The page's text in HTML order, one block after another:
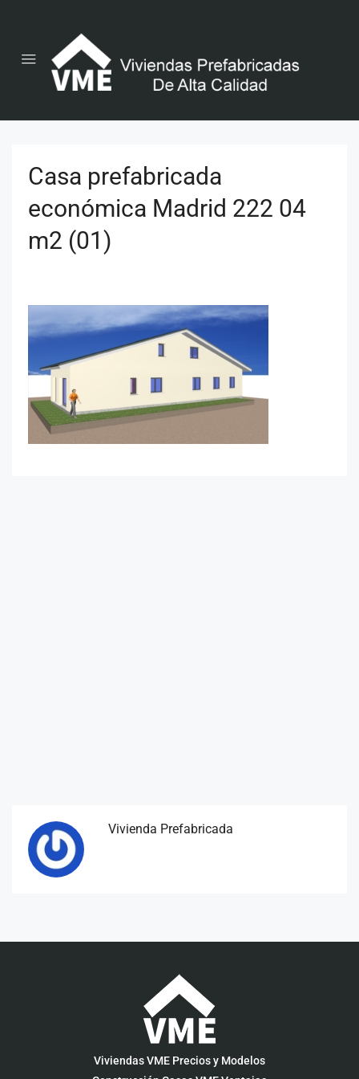
Casa prefabricada
económica Madrid 222 04
m2 (01)
Vivienda Prefabricada
Viviendas VME Precios y Modelos